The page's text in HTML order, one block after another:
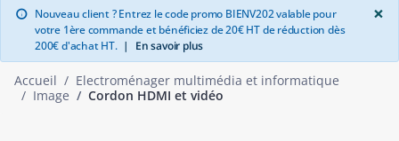
info Nouveau client ? Entrez le code promo BIENV202 valable pour
votre 1ère commande et bénéficiez de 20€ HT de réduction dès
200€ d'achat HT. | En savoir plus
×
Accueil
Electroménager multimédia et informatique
Image
Cordon HDMI et vidéo